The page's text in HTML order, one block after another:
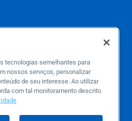
tecnologias semelhantes para
nossos serviços, personalizar
de seu interesse. Ao utilizar
com tal monitoramento descrito